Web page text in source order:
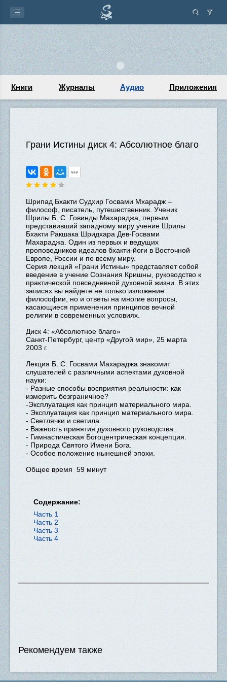
Книги Журналы Аудио Приложения
Грани Истины диск 4: Абсолютное благо
Шрипад Бхакти Судхир Госвами Мхарадж –
философ, писатель, путешественник. Ученик
Шрилы Б. С. Говинды Махараджа, первым
представивший западному миру учение Шрилы
Бхакти Ракшака Шридхара Дев-Госвами
Махараджа. Один из первых и ведущих
проповедников идеалов бхакти-йоги в Восточной
Европе, России и по всему миру.
Серия лекций «Грани Истины» представляет собой
введение в учение Сознания Кришны, руководство к
практической повседневной духовной жизни. В этих
записях вы найдете не только изложение
философии, но и ответы на многие вопросы,
касающиеся применения принципов вечной
религии в современных условиях.
Диск 4: «Абсолютное благо»
Санкт-Петербург, центр «Другой мир», 25 марта
2003 г.
Лекция Б. С. Госвами Махараджа знакомит
слушателей с различными аспектами духовной
науки:
- Разные способы восприятия реальности: как
измерить безграничное?
-Эксплуатация как принцип материального мира.
- Эксплуатация как принцип материального мира.
- Светлячки и светила.
- Важность принятия духовного руководства.
- Гимнастическая Богоцентрическая концепция.
- Природа Святого Имени Бога.
- Особое положение нынешней эпохи.
Общее время 59 минут
Содержание:
Часть 1
Часть 2
Часть 3
Часть 4
Рекомендуем также